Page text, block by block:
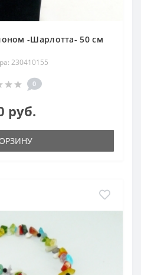
-Шарлотта- 50 см
230410155
0
руб.